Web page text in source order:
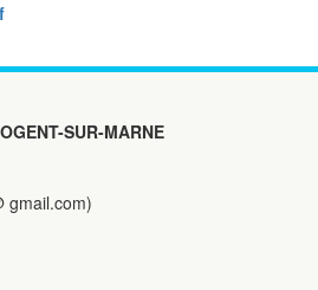
SUR-MARNE
gmail.com)